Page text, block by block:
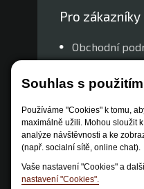
Souhlas s
Používáme "Cookies" k tomu,
maximálně užili. Mohou sloužit
analýze návštěvnosti a ke
(např. socialní sítě, online chat).
Vaše nastavení "Cookies" a
nastavení "Cookies".
Pro zákazníky
Obchodní
Zastoupení
Reklamační
Nastavení